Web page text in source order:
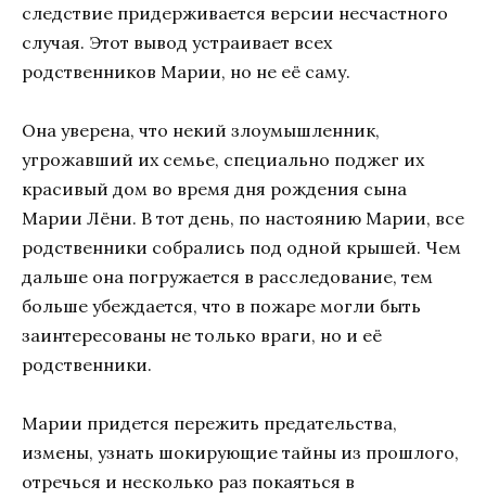
следствие придерживается версии несчастного
случая. Этот вывод устраивает всех
родственников Марии, но не её саму.
Она уверена, что некий злоумышленник,
угрожавший их семье, специально поджег их
красивый дом во время дня рождения сына
Марии Лёни. В тот день, по настоянию Марии, все
родственники собрались под одной крышей. Чем
дальше она погружается в расследование, тем
больше убеждается, что в пожаре могли быть
заинтересованы не только враги, но и её
родственники.
Марии придется пережить предательства,
измены, узнать шокирующие тайны из прошлого,
отречься и несколько раз покаяться в